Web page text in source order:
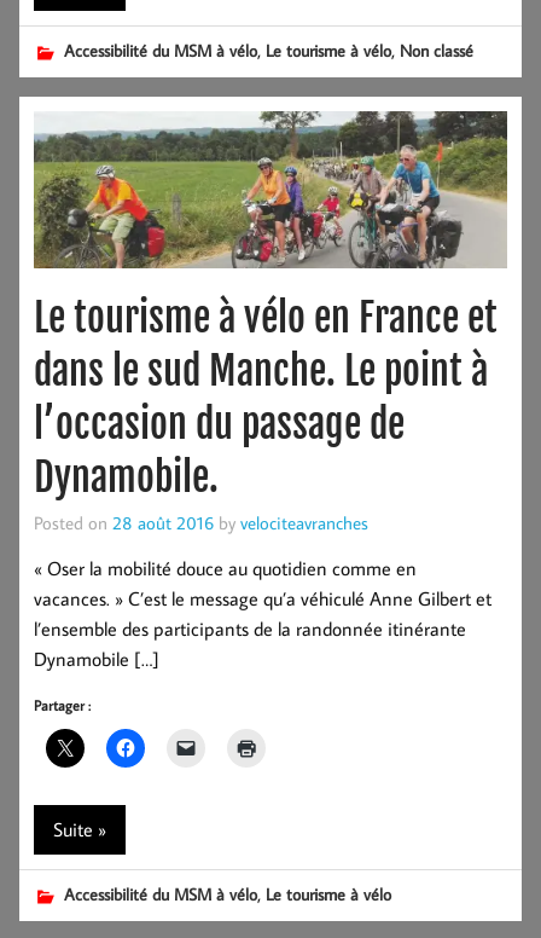
Accessibilité du MSM à vélo, Le tourisme à vélo, Non classé
Le tourisme à vélo en France et
dans le sud Manche. Le point à
l’occasion du passage de
Dynamobile.
Posted on 28 août 2016 by velociteavranches
« Oser la mobilité douce au quotidien comme en
vacances. » C’est le message qu’a véhiculé Anne Gilbert et
l’ensemble des participants de la randonnée itinérante
Dynamobile […]
Partager :
Suite »
Accessibilité du MSM à vélo, Le tourisme à vélo